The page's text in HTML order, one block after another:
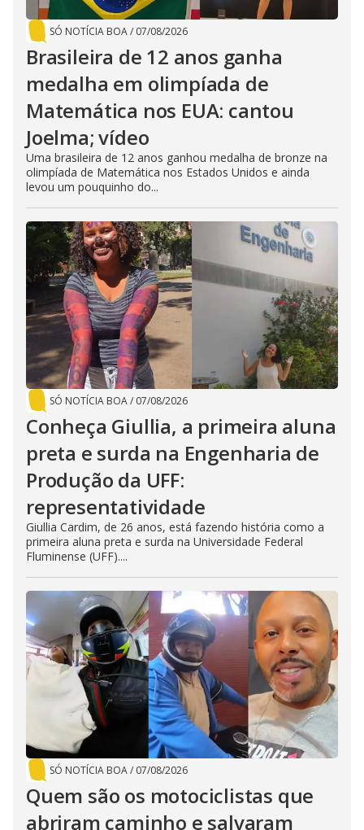
SÓ NOTÍCIA BOA/ 07/08/2026
Brasileira de 12 anos ganha
medalha em olimpíada de
Matemática nos EUA: cantou
Joelma; vídeo
Uma brasileira de 12 anos ganhou medalha de bronze na
olimpíada de Matemática nos Estados Unidos e ainda
levou um pouquinho do...
SÓ NOTÍCIA BOA/ 07/08/2026
Conheça Giullia, a primeira aluna
preta e surda na Engenharia de
Produção da UFF:
representatividade
Giullia Cardim, de 26 anos, está fazendo história como a
primeira aluna preta e surda na Universidade Federal
Fluminense (UFF)....
SÓ NOTÍCIA BOA/ 07/08/2026
Quem são os motociclistas que
abriram caminho e salvaram